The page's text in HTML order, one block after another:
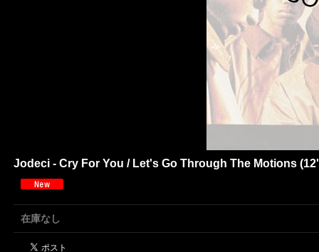
Jodeci - Cry For You / Let's Go Through The Motions
在庫なし